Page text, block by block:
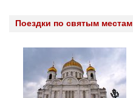
Поездки по святым местам